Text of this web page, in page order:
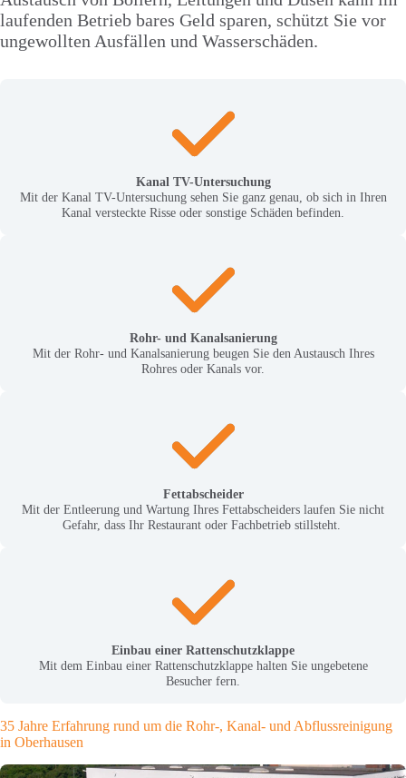
laufenden Betrieb bares Geld sparen, schützt Sie vor
ungewollten Ausfällen und Wasserschäden.
Kanal TV-Untersuchung
Mit der Kanal TV-Untersuchung sehen Sie ganz genau, ob sich in Ihren
Kanal versteckte Risse oder sonstige Schäden befinden.
Rohr- und Kanalsanierung
Mit der Rohr- und Kanalsanierung beugen Sie den Austausch Ihres
Rohres oder Kanals vor.
Fettabscheider
Mit der Entleerung und Wartung Ihres Fettabscheiders laufen Sie nicht
Gefahr, dass Ihr Restaurant oder Fachbetrieb stillsteht.
Einbau einer Rattenschutzklappe
Mit dem Einbau einer Rattenschutzklappe halten Sie ungebetene
Besucher fern.
35 Jahre Erfahrung rund um die Rohr-, Kanal- und Abflussreinigung
in Oberhausen